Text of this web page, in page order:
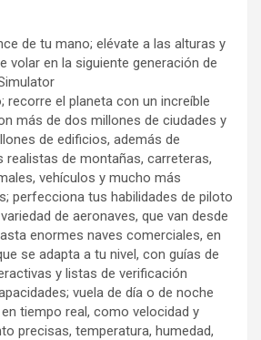
de tu mano; elévate a las alturas y
volar en la siguiente generación de
recorre el planeta con un increíble
más de dos millones de ciudades y
de edificios, además de
realistas de montañas, carreteras,
vehículos y mucho más
perfecciona tus habilidades de piloto
de aeronaves, que van desde
enormes naves comerciales, en
se adapta a tu nivel, con guías de
y listas de verificación
vuela de día o de noche
tiempo real, como velocidad y
precisas, temperatura, humedad,